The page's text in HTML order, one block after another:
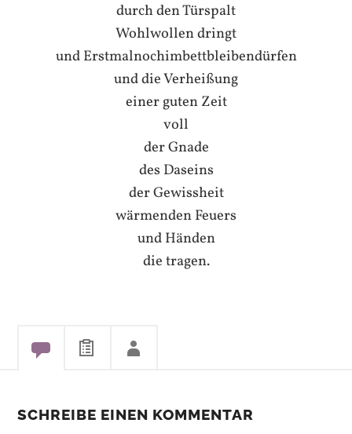
durch den Türspalt
Wohlwollen dringt
und Erstmalnochimbettbleibendürfen
und die Verheißung
einer guten Zeit
voll
der Gnade
des Daseins
der Gewissheit
wärmenden Feuers
und Händen
die tragen.
SCHREIBE EINEN KOMMENTAR